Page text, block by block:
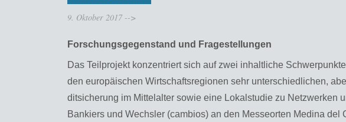
9. Oktober 2017 -->
For­schungs­ge­gen­stand und Fra­ge­stel­lun­gen
Das Teil­pro­jekt kon­zen­triert sich auf zwei in­halt­li­che
den eu­ro­päi­schen Wirt­schafts­re­gio­nen sehr un­ter­schied­li­chen,
dit­si­che­rung im Mit­tel­al­ter sowie eine Lo­kal­stu­die zu Netz­wer­ken
Ban­kiers und Wechs­ler (cam­bi­os) an den Mes­se­or­ten Me­di­na